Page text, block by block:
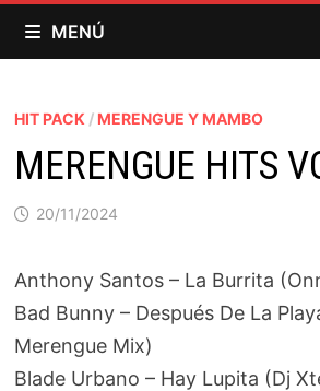
MENÚ
HIT PACK / MERENGUE Y MAMBO
MERENGUE HITS
20/11/2024
Anthony Santos – La Burrita
Bad Bunny – Después De La
Merengue Mix)
Blade Urbano – Hay Lupita (Dj